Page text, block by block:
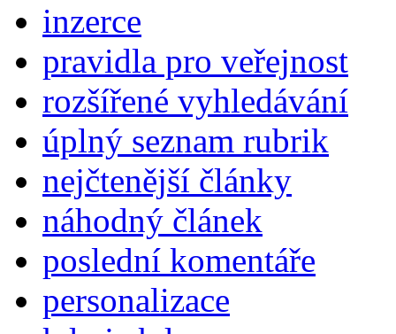
inzerce
pravidla pro veřejnost
rozšířené vyhledávání
úplný seznam rubrik
nejčtenější články
náhodný článek
poslední komentáře
personalizace